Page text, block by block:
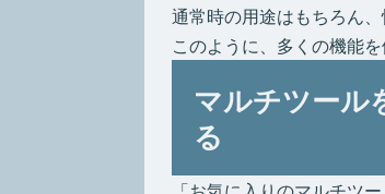
通常時の用途はもちろん
このように、多くの機能
マルチツール
る